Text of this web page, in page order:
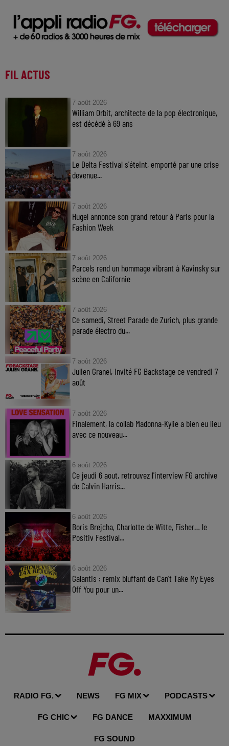
FIL ACTUS
7 août 2026
William Orbit, architecte de la pop électronique,
est décédé à 69 ans
7 août 2026
Le Delta Festival s'éteint, emporté par une crise
devenue...
7 août 2026
Hugel annonce son grand retour à Paris pour la
Fashion Week
7 août 2026
Parcels rend un hommage vibrant à Kavinsky sur
scène en Californie
7 août 2026
Ce samedi, Street Parade de Zurich, plus grande
parade électro du...
7 août 2026
Julien Granel, invité FG Backstage ce vendredi 7
août
7 août 2026
Finalement, la collab Madonna-Kylie a bien eu lieu
avec ce nouveau...
6 août 2026
Ce jeudi 6 aout, retrouvez l'interview FG archive
de Calvin Harris...
6 août 2026
Boris Brejcha, Charlotte de Witte, Fisher… le
Positiv Festival...
6 août 2026
Galantis : remix bluffant de Can’t Take My Eyes
Off You pour un...
RADIO FG. NEWS FG MIX PODCASTS
FG CHIC FG DANCE MAXXIMUM
FG SOUND